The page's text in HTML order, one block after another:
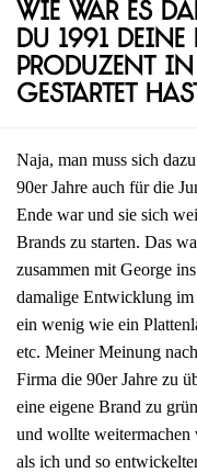
Wie war es
du 1991
Produzent
gestartet
Naja, man muss sich
90er Jahre auch für die
Ende war und sie sich
Brands zu starten. Das
zusammen mit George
damalige Entwicklung im
ein wenig wie ein
etc. Meiner Meinung
Firma die 90er Jahre zu
eine eigene Brand zu
und wollte weitermachen
als ich und so